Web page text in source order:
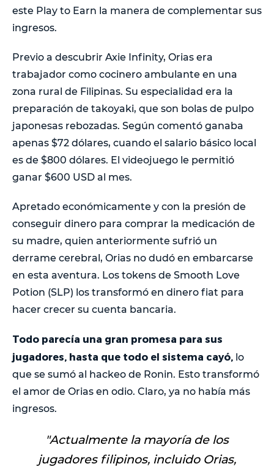
este Play to Earn la manera de complementar sus
ingresos.
Previo a descubrir Axie Infinity, Orias era
trabajador como cocinero ambulante en una
zona rural de Filipinas. Su especialidad era la
preparación de takoyaki, que son bolas de pulpo
japonesas rebozadas. Según comentó ganaba
apenas $72 dólares, cuando el salario básico local
es de $800 dólares. El videojuego le permitió
ganar $600 USD al mes.
Apretado económicamente y con la presión de
conseguir dinero para comprar la medicación de
su madre, quien anteriormente sufrió un
derrame cerebral, Orias no dudó en embarcarse
en esta aventura. Los tokens de Smooth Love
Potion (SLP) los transformó en dinero fiat para
hacer crecer su cuenta bancaria.
Todo parecía una gran promesa para sus
jugadores, hasta que todo el sistema cayó, lo
que se sumó al hackeo de Ronin. Esto transformó
el amor de Orias en odio. Claro, ya no había más
ingresos.
"Actualmente la mayoría de los
jugadores filipinos, incluido Orias,